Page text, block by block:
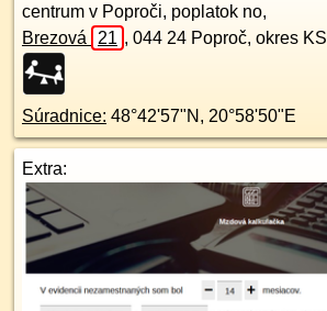
centrum v Poproči, poplatok no,
Brezová
21 , 044 24 Poproč, okres KS
Súradnice: 48°42'57"N , 20°58'50"E
Extra: